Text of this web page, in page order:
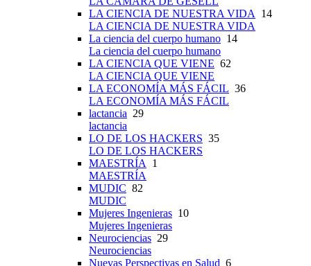
LA CIENCIA DE NUESTRA VIDA
14
LA CIENCIA DE NUESTRA VIDA
La ciencia del cuerpo humano 14
La ciencia del cuerpo humano
LA CIENCIA QUE VIENE 62
LA CIENCIA QUE VIENE
LA ECONOMÍA MÁS FÁCIL 36
LA ECONOMÍA MÁS FÁCIL
lactancia 29
lactancia
LO DE LOS HACKERS 35
LO DE LOS HACKERS
MAESTRÍA
1
MAESTRÍA
MUDIC 82
MUDIC
Mujeres Ingenieras 10
Mujeres Ingenieras
Neurociencias 29
Neurociencias
Nuevas Perspectivas en Salud 6